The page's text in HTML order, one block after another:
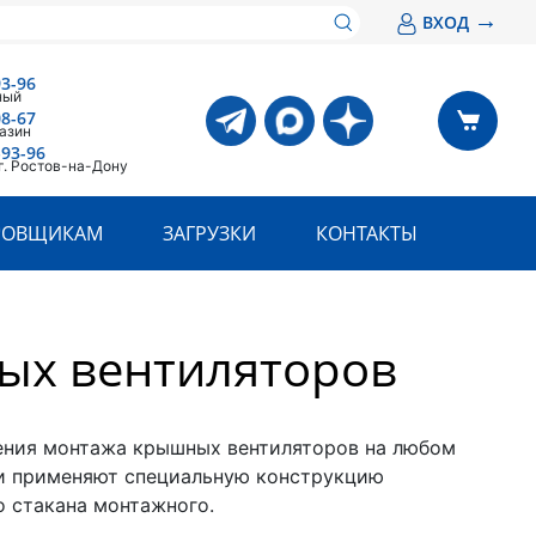
ВХОД →
96
67
96
Ростов-на-Дону
ЗАГРУЗКИ КОНТАКТЫ
вентиляторов
монтажа крышных вентиляторов на любом
применяют специальную конструкцию
стакана монтажного.